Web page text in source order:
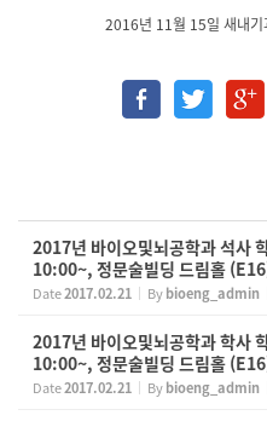
2016년 11월 15일 새내기
2017년 바이오및뇌공학과 석사
10:00~, 정문술빌딩 드림홀
Date2017.02.21 Bybioeng_admin
2017년 바이오및뇌공학과 학사
10:00~, 정문술빌딩 드림홀
Date2017.02.21 Bybioeng_admin